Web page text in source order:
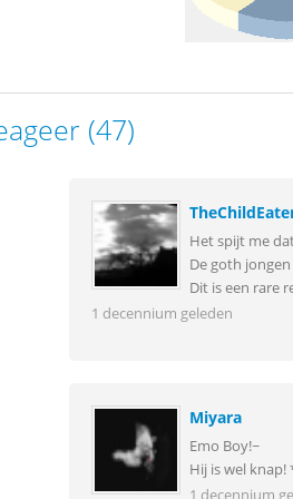
(47)
Het spijt me
De goth jongen
Dit is een rare
1 decennium geleden
Miyara
Emo Boy!~
Hij is wel